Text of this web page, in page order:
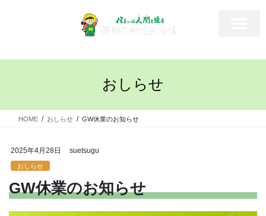
おしらせ
HOME おしらせ GW休業のお知らせ
2025年4月28日 suetsugu
おしらせ
GW休業のお知らせ